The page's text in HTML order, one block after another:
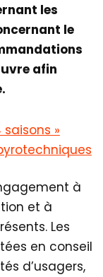
les
le
afin
»
à
et à
Les
en conseil
d’usagers,